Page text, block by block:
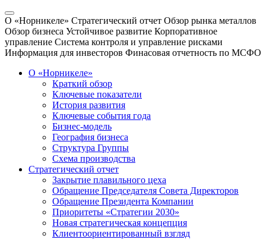
О «Норникеле» Стратегический отчет Обзор рынка металлов
Обзор бизнеса Устойчивое развитие Корпоративное
управление Система контроля и управление рисками
Информация для инвесторов Финасовая отчетность по МСФО
О «Норникеле»
Краткий обзор
Ключевые показатели
История развития
Ключевые события года
Бизнес-модель
География бизнеса
Структура Группы
Схема производства
Стратегический отчет
Закрытие плавильного цеха
Обращение Председателя Совета Директоров
Обращение Президента Компании
Приоритеты «Стратегии 2030»
Новая стратегическая концепция
Клиентоориентированный взгляд